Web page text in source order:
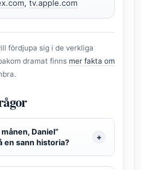
, tv.apple.com
fördjupa sig i de verkliga
dramat finns mer fakta om
Daniel”
en sann historia?